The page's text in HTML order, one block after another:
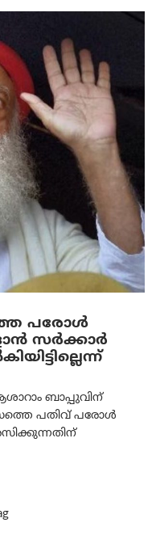
പരോൾ
സർക്കാർ
ബാപ്പുവിന്
പതിവ് പരോൾ